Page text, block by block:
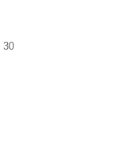
30